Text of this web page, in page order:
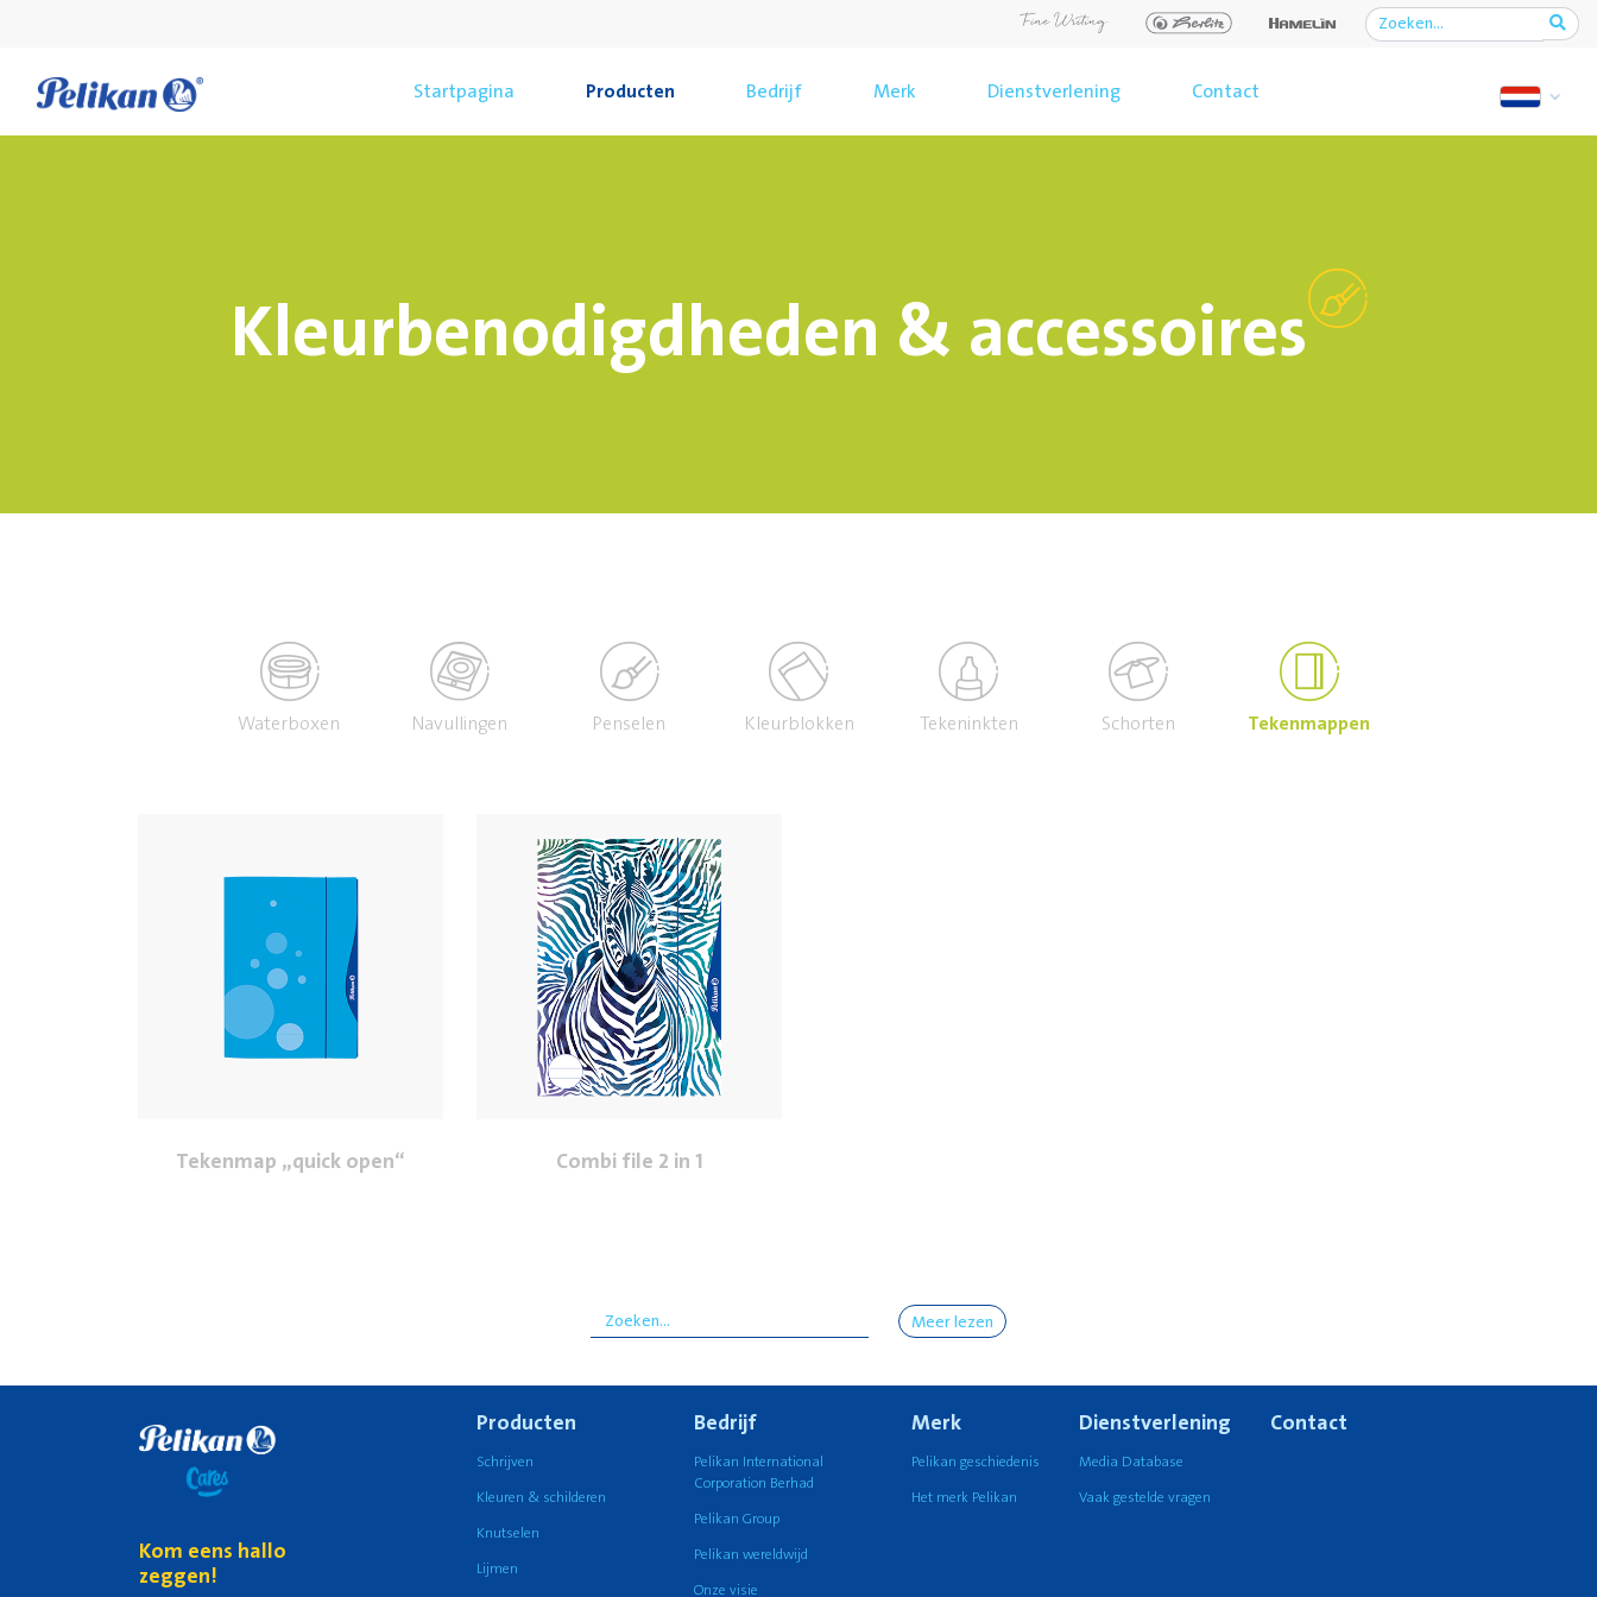
Startpagina Producten Bedrijf Merk Dienstverlening Contact
Kleurbenodigdheden & accessoires
Waterboxen Navullingen Penselen Kleurblokken Tekeninkten Schorten Tekenmappen
Tekenmap „quick open“ Combi file 2 in 1
Meer lezen
Kom eens hallo
zeggen!
Producten
Schrijven
Kleuren & schilderen
Knutselen
Lijmen
Bedrijf
Pelikan International
Corporation Berhad
Pelikan Group
Pelikan wereldwijd
Onze visie
Merk
Pelikan geschiedenis
Het merk Pelikan
Dienstverlening
Media Database
Vaak gestelde vragen
Contact